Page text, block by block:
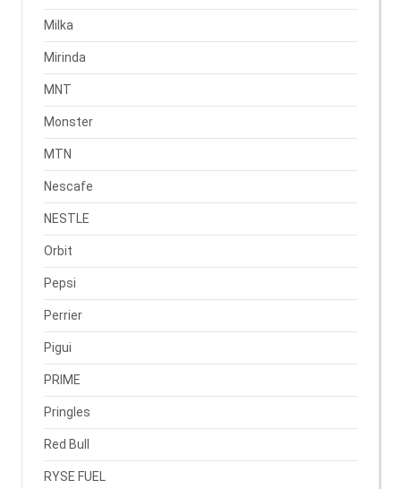
Milka
Mirinda
MNT
Monster
MTN
Nescafe
NESTLE
Orbit
Pepsi
Perrier
Pigui
PRIME
Pringles
Red Bull
RYSE FUEL